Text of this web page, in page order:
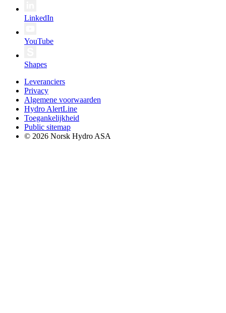
LinkedIn
YouTube
Shapes
Leveranciers
Privacy
Algemene voorwaarden
Hydro AlertLine
Toegankelijkheid
Public sitemap
© 2026 Norsk Hydro ASA